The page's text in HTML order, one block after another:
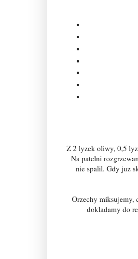
Z 2 lyzek oliwy, 0,5
Na patelni
nie spalil. Gdy juz
Orzechy miksujemy,
dokladamy do